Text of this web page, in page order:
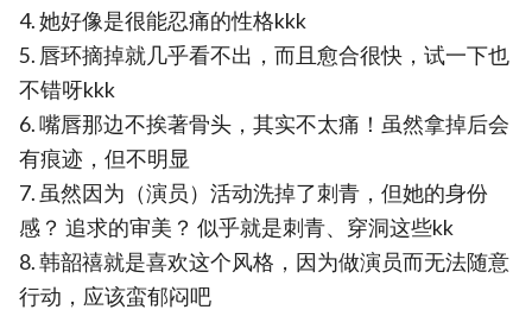
4. 她好像是很能忍痛的性格kkk
5. 唇环摘掉就几乎看不出，而且愈合很快，试一下也
不错呀kkk
6. 嘴唇那边不挨著骨头，其实不太痛！虽然拿掉后会
有痕迹，但不明显
7. 虽然因为（演员）活动洗掉了刺青，但她的身份
感？ 追求的审美？ 似乎就是刺青、穿洞这些kk
8. 韩韶禧就是喜欢这个风格，因为做演员而无法随意
行动，应该蛮郁闷吧